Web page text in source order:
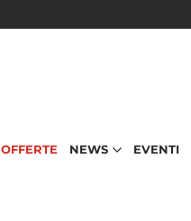
OFFERTE NEWS EVENTI